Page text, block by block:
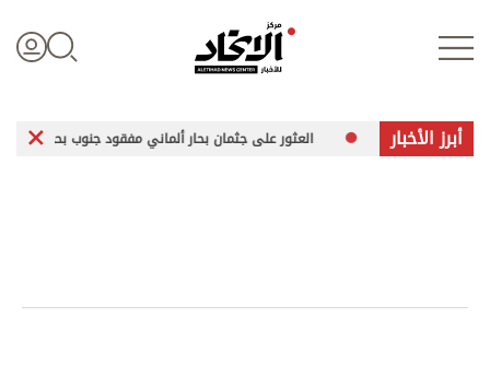
علوم الدار
أبرز الأخبار العثور على جثمان بحار ألماني مفقود جنوب بحر إيجه